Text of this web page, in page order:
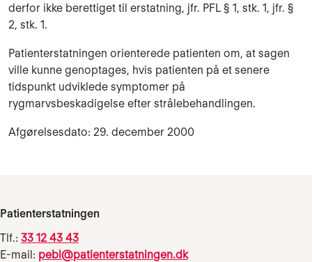
derfor ikke beret­tiget til erstatning, jfr. PFL § 1, stk. 1, jfr. §
2, stk. 1.
Patienterstatningen orienterede patienten om, at sagen
ville kunne genoptages, hvis patienten på et senere
tidspunkt udviklede symptomer på
rygmarvsbeskadigelse efter strålebehandlin­gen.
Afgørelsesdato: 29. december 2000
Patienterstatningen
Tlf.: 33 12 43 43
E-mail: pebl@patienterstatningen.dk